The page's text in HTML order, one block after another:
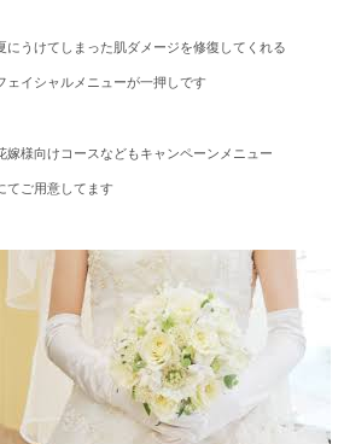
にうけてしまった肌ダメージを修復してくれる
ェイシャルメニューが一押しです
嫁様向けコースなどもキャンペーンメニュー
てご用意してます